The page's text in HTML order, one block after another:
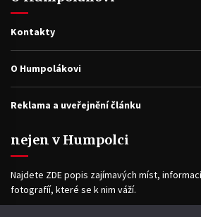
Kontakty
O Humpolákovi
Reklama a uveřejnění článku
nejen v Humpolci
Najdete ZDE popis zajímavých míst,
fotografíí, které se k nim váží.